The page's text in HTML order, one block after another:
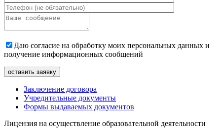
Даю согласие на обработку моих персональных данных и
получение информационных сообщений
Заключение договора
Учредительные документы
Формы выдаваемых документов
Лицензия на осуществление образовательной деятельности